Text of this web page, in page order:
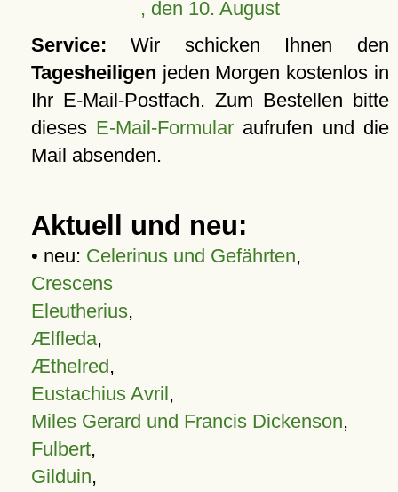
, den 10. August
Service: Wir schicken Ihnen den
Tagesheiligen jeden Morgen kostenlos in
Ihr E-Mail-Postfach. Zum Bestellen bitte
dieses E-Mail-Formular aufrufen und die
Mail absenden.
Aktuell und neu:
• neu: Celerinus und Gefährten,
Crescens
Eleutherius,
Ælfleda,
Æthelred,
Eustachius Avril,
Miles Gerard und Francis Dickenson,
Fulbert,
Gilduin,